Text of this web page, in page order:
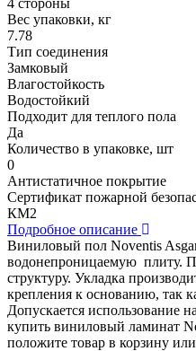
Вес упаковки, кг
7.78
Тип соединения
Замковый
Влагостойкость
Водостойкий
Подходит для теплого пола
Да
Количество в упаковке, шт
0
Антистатичное покрытие
Сертификат пожарной
КМ2
Подробное описание
Виниловый пол Noventis
водонепроницаемую плиту.
структуру. Укладка
крепления к основанию, так
Допускается использование
купить виниловый ламинат
положите товар в корзину